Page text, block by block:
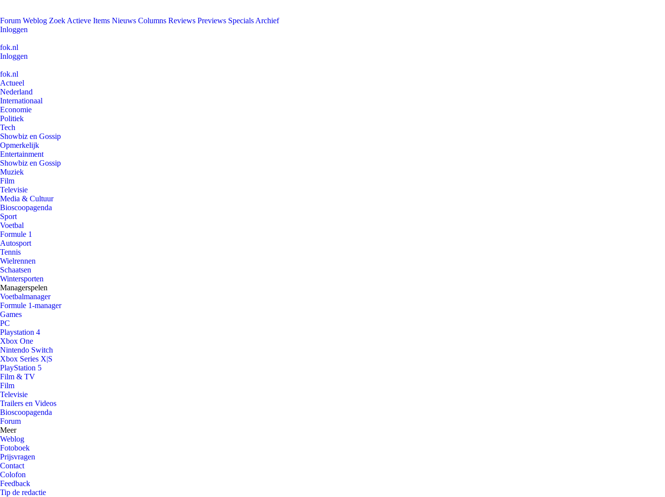
Forum Weblog Zoek Actieve Items Nieuws Columns Reviews Previews Specials Archief
Inloggen
fok.nl
Inloggen
fok.nl
Actueel
Nederland
Internationaal
Economie
Politiek
Tech
Showbiz en Gossip
Opmerkelijk
Entertainment
Showbiz en Gossip
Muziek
Film
Televisie
Media & Cultuur
Bioscoopagenda
Sport
Voetbal
Formule 1
Autosport
Tennis
Wielrennen
Schaatsen
Wintersporten
Managerspelen
Voetbalmanager
Formule 1-manager
Games
PC
Playstation 4
Xbox One
Nintendo Switch
Xbox Series X|S
PlayStation 5
Film & TV
Film
Televisie
Trailers en Videos
Bioscoopagenda
Forum
Meer
Weblog
Fotoboek
Prijsvragen
Contact
Colofon
Feedback
Tip de redactie